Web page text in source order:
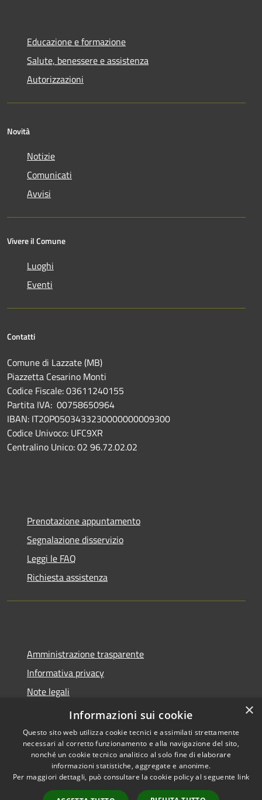
Educazione e formazione
Salute, benessere e assistenza
Autorizzazioni
Novità
Notizie
Comunicati
Avvisi
Vivere il Comune
Luoghi
Eventi
Contatti
Comune di Lazzate (MB)
Piazzetta Cesarino Monti
Codice Fiscale: 03611240155
Partita IVA: 00758650964
IBAN: IT20P0503433230000000009300
Codice Univoco: UFC9XR
Centralino Unico: 02 96.72.02.02
Prenotazione appuntamento
Segnalazione disservizio
Leggi le FAQ
Richiesta assistenza
Amministrazione trasparente
Informativa privacy
Note legali
Dichiarazione di accessibilità
Accessibilità
Copyright © 2026 • Comune di
Lazzate • Powered by
×
Informazioni sui cookie
Questo sito web utilizza cookie tecnici e assimilati strettamente
necessari al corretto funzionamento e alla navigazione del sito,
nonché un cookie tecnico analitico al solo fine di elaborare
informazioni statistiche, aggregate e anonime.
Per maggiori dettagli, può consultare la cookie policy al seguente link